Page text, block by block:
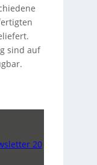
sind auf
20